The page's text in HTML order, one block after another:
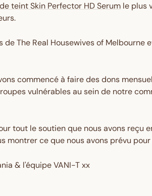
teint Skin Perfector HD Serum le plus
The Real Housewives of Melbourne
commencé à faire des dons
vulnérables au sein de notre
tout le soutien que nous avons reçu
montrer ce que nous avons prévu pour
& l'équipe VANI-T xx